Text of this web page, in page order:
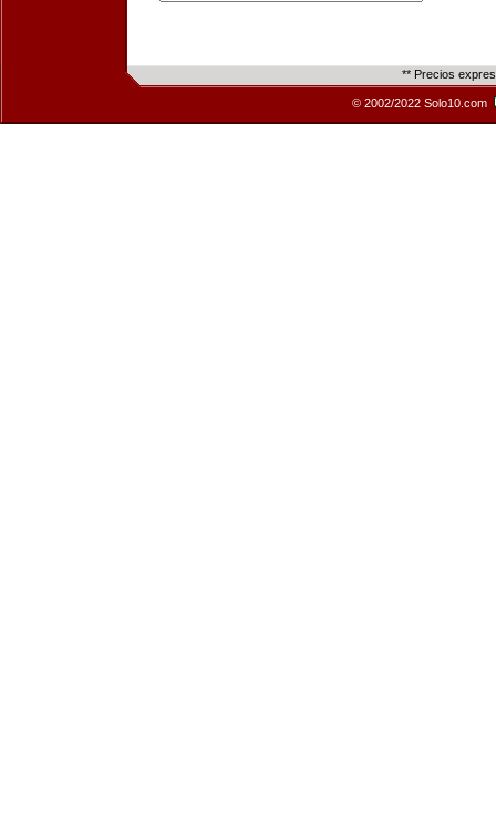
** Precios
© 2002/2022 Solo10.com